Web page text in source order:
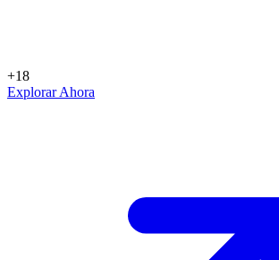
+18
Explorar Ahora